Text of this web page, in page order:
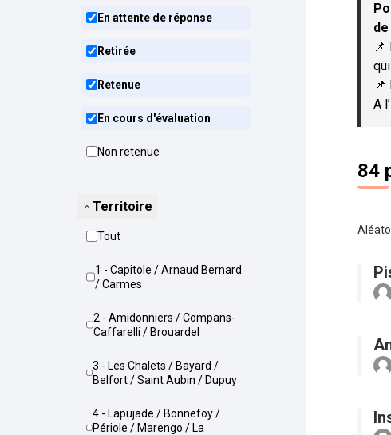
En attente de réponse
Retirée
Retenue
En cours d'évaluation
Non retenue
Territoire
Tout
1 - Capitole / Arnaud Bernard
/ Carmes
2 - Amidonniers / Compans-
Caffarelli / Brouardel
3 - Les Chalets / Bayard /
Belfort / Saint Aubin / Dupuy
4 - Lapujade / Bonnefoy /
Périole / Marengo / La
de
📌
📌
A
84